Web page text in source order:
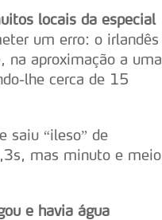
locais da especial
um erro: o irlandês
na aproximação a uma
lhe cerca de 15
saiu “ileso” de
mas minuto e meio
e havia água